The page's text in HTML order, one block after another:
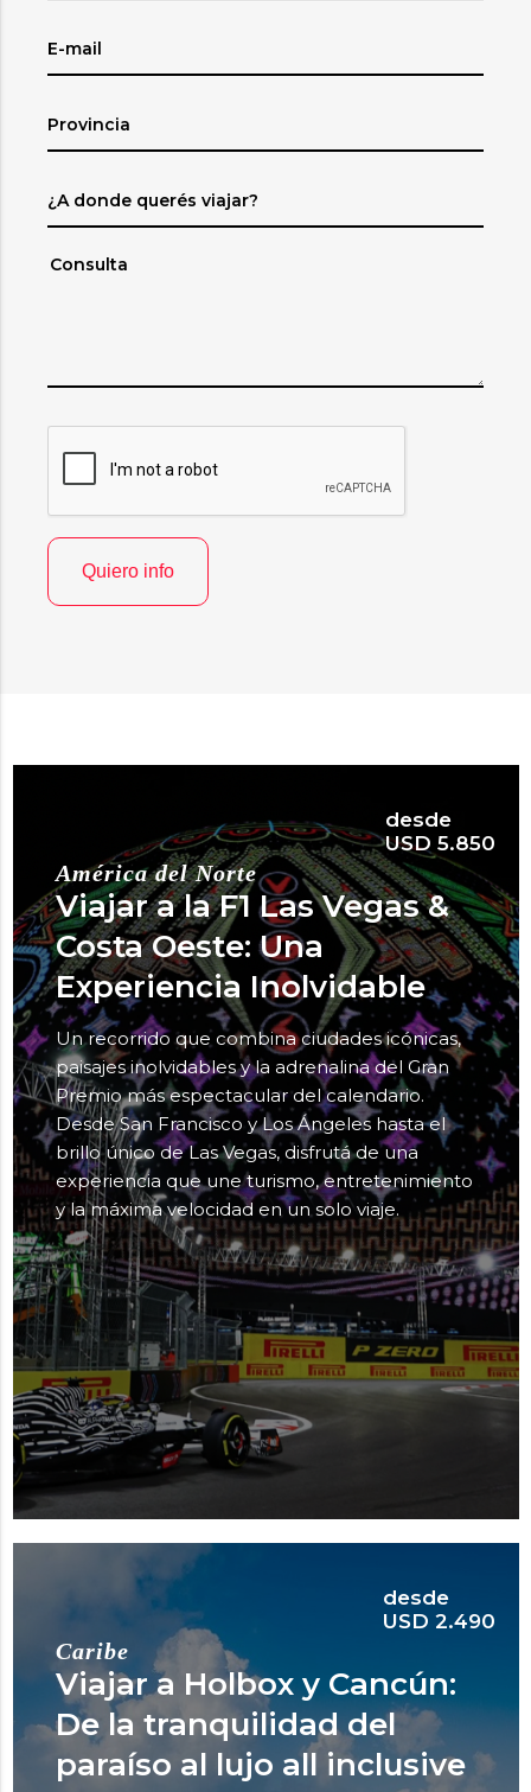
desde
USD 5.850
América del Norte
Viajar a la F1 Las Vegas &
Costa Oeste: Una
Experiencia Inolvidable
Un recorrido que combina ciudades icónicas,
paisajes inolvidables y la adrenalina del Gran
Premio más espectacular del calendario.
Desde San Francisco y Los Ángeles hasta el
brillo único de Las Vegas, disfrutá de una
experiencia que une turismo, entretenimiento
y la máxima velocidad en un solo viaje.
desde
USD 2.490
Caribe
Viajar a Holbox y Cancún:
De la tranquilidad del
paraíso al lujo all inclusive